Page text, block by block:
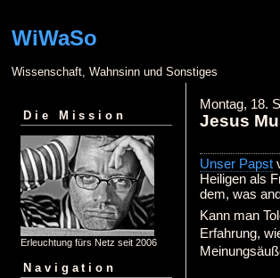
WiWaSo
Wissenschaft, Wahnsinn und Sonstiges
Die Mission
Erleuchtung fürs Netz seit 2006
Navigation
Montag, 18.
Jesus
Unser Papst
Heiligen als
dem, was
Kann man
Erfahrung,